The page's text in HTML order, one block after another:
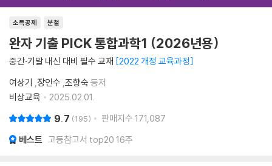
소득공제 분철
완자 기출 PICK 통합과학1 (2026년용)
중간·기말 내신 대비 필수 교재 2022 개정 교육과정
여상기 ,장인수 ,조향숙 등저
비상교육
2025.02.01.
9.7 195 판매지수 171,087
베스트 고등참고서 top20 16주